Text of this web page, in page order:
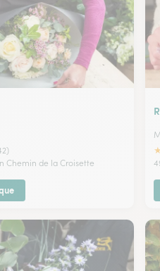
Chemin de la Croisette
★